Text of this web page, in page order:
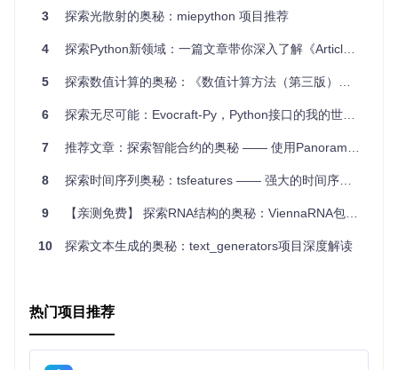
高效：利用成熟的第三方库，快速响应查询请求。
然而，请注意，由于维护需求，该项目作者已宣布不再更新，
建议寻找替代方案，尽管如此，对于现有的功能和使用场景，
无疑是值得尝试的工具。虽然它可能不再接收新功能的更新，
索PyDictionary的魅力，让代码更智能，让语言学习更加有
3 探索光散射的奥秘：miepython 项目推荐
4 探索Python新领域：一篇文章带你深入了解《Articles》开源项目
5 探索数值计算的奥秘：《数值计算方法（第三版）》推荐
6 探索无尽可能：Evocraft-Py，Python接口的我的世界构建神器！
7 推荐文章：探索智能合约的奥秘 —— 使用Panoramix进行深度剖析
8 探索时间序列奥秘：tsfeatures —— 强大的时间序列特征提取库
9 【亲测免费】 探索RNA结构的奥秘：ViennaRNA包全面解析与应用推荐
10 探索文本生成的奥秘：text_generators项目深度解读
热门项目推荐